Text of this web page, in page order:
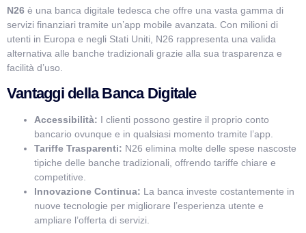
N26 è una banca digitale tedesca che offre una vasta gamma di
servizi finanziari tramite un’app mobile avanzata. Con milioni di
utenti in Europa e negli Stati Uniti, N26 rappresenta una valida
alternativa alle banche tradizionali grazie alla sua trasparenza e
facilità d’uso.
Vantaggi della Banca Digitale
Accessibilità: I clienti possono gestire il proprio conto
bancario ovunque e in qualsiasi momento tramite l’app.
Tariffe Trasparenti: N26 elimina molte delle spese nascoste
tipiche delle banche tradizionali, offrendo tariffe chiare e
competitive.
Innovazione Continua: La banca investe costantemente in
nuove tecnologie per migliorare l’esperienza utente e
ampliare l’offerta di servizi.